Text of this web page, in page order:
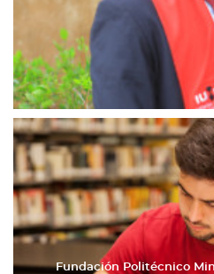
Fundación Politécnico